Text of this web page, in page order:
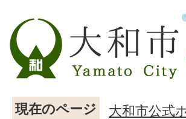
現在のページ 大和市公式